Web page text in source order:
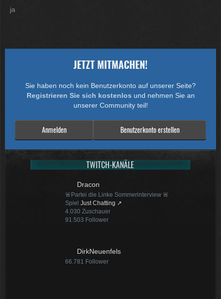
ja
JETZT MITMACHEN!
Sie haben noch kein Benutzerkonto auf unserer Seite?
Registrieren Sie sich kostenlos und nehmen Sie an
unserer Community teil!
Benutzerkonto erstellen
Anmelden
TWITCH-KANÄLE
Dracon
🚨Partei die Linke Sommerinterview 🚨
Spiel Just Chatting
4.030 Zuschauer
91.503 Follower
DirkNeuenfels
66.781 Follower